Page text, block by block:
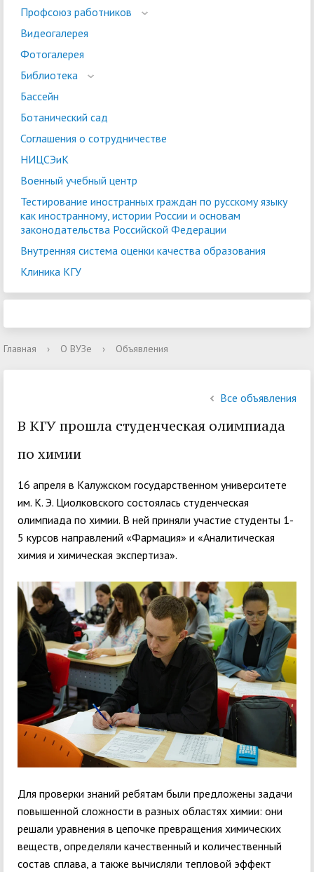
Профсоюз работников
Видеогалерея
Фотогалерея
Библиотека
Бассейн
Ботанический сад
Соглашения о сотрудничестве
НИЦСЭиК
Военный учебный центр
Тестирование иностранных граждан по русскому языку
как иностранному, истории России и основам
законодательства Российской Федерации
Внутренняя система оценки качества образования
Клиника КГУ
Главная › О ВУЗе › Объявления
Все объявления
В КГУ прошла студенческая олимпиада
по химии
16 апреля в Калужском государственном университете
им. К. Э. Циолковского состоялась студенческая
олимпиада по химии. В ней приняли участие студенты 1-
5 курсов направлений «Фармация» и «Аналитическая
химия и химическая экспертиза».
Для проверки знаний ребятам были предложены задачи
повышенной сложности в разных областях химии: они
решали уравнения в цепочке превращения химических
веществ, определяли качественный и количественный
состав сплава, а также вычисляли тепловой эффект